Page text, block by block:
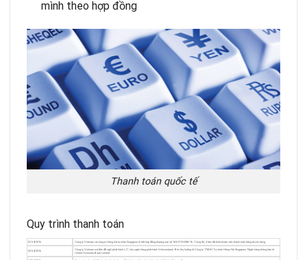
mình theo hợp đồng
Thanh toán quốc tế
Quy trình thanh toán
12/04/2016 Công ty Vietnam và công ty Hàng hải tư nhân Singapore kí kết hợp đồng thương mại số 165/LTS-HSM/16. Trong đó, 2 bên đã thỏa thuận việc thanh toán bằng thư tín dụng.
13/04/2016
Công ty Vietnam mở đơn đề nghị phát hành L/C cho ngân hàng phát hành Vietcombank. Bên thụ hưởng là Công ty TNHH Tư nhân Hàng Hải Singapore. Ngân hàng thông báo là
United Overseas Bank Limited